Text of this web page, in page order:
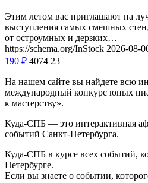
Этим летом вас приглашают на
выступления самых смешных
от остроумных и дерзких…
https://schema.org/InStock 2026-08-
190 ₽ 4074 23
На нашем сайте вы найдете всю
международный конкурс юных
к мастерству».
Куда-СПБ — это интерактивная
событий Санкт-Петербурга.
Куда-СПБ в курсе всех событий,
Петербурге.
Если вы знаете о событии,